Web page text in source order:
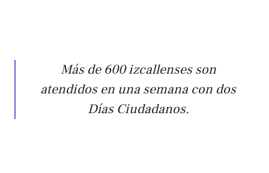
Más de 600 izcallenses son
atendidos en una semana con dos
Días Ciudadanos.